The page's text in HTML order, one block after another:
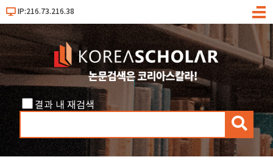
IP:216.73.216.38
메
결과 내 재검색
검
색